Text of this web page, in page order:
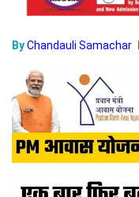
ByChandauli Samachar